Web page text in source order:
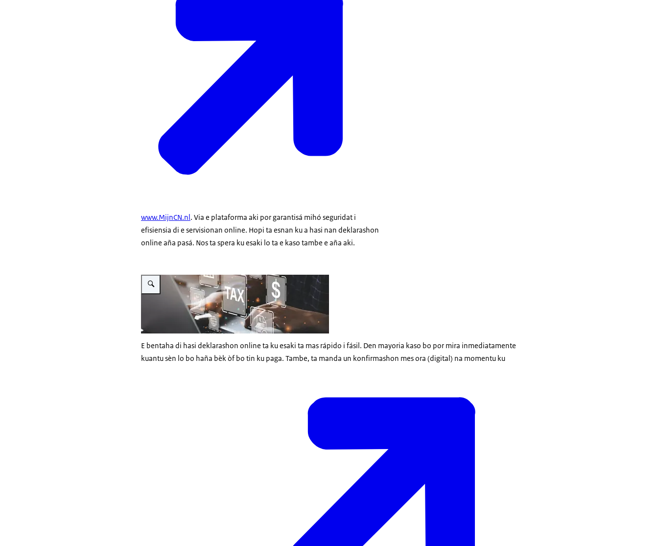
www.MijnCN.nl. Via e plataforma aki por garantisá mihó seguridat i
efisiensia di e servisionan online. Hopi ta esnan ku a hasi nan deklarashon
online aña pasá. Nos ta spera ku esaki lo ta e kaso tambe e aña aki.
Hasī é imagen grandi Online aangifte inkomstenbelasting
E bentaha di hasi deklarashon online ta ku esaki ta mas rápido i fásil. Den mayoria kaso bo por mira inmediatamente
kuantu sèn lo bo haña bèk òf bo tin ku paga. Tambe, ta manda un konfirmashon mes ora (digital) na momentu ku